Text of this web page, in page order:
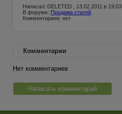
Написал: DELETED , 13.02.2011 в 19:03
В форуме: Продажа статей
Комментариев: нет
Комментарии
Нет комментариев
Написать комментарий